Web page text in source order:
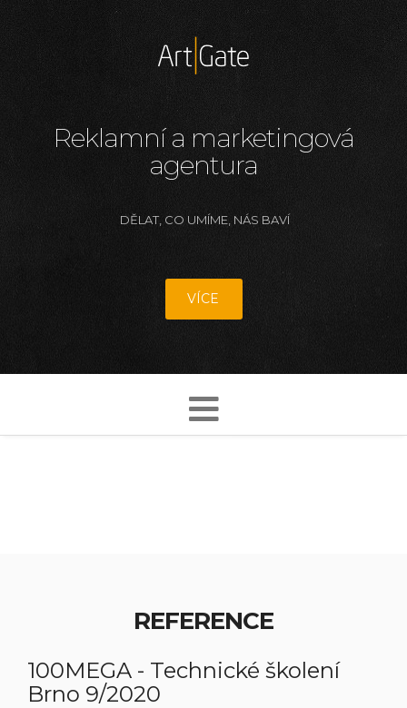
Reklamní a marketingová
agentura
DĚLAT, CO UMÍME, NÁS BAVÍ
VÍCE
REFERENCE
100MEGA - Technické školení
Brno 9/2020